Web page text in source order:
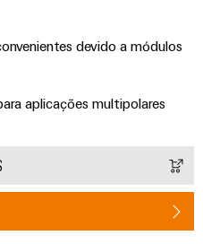
devido a módulos
aplicações multipolares